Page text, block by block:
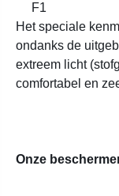
F1
Het speciale
ondanks de
extreem licht
comfortabel en
Onze